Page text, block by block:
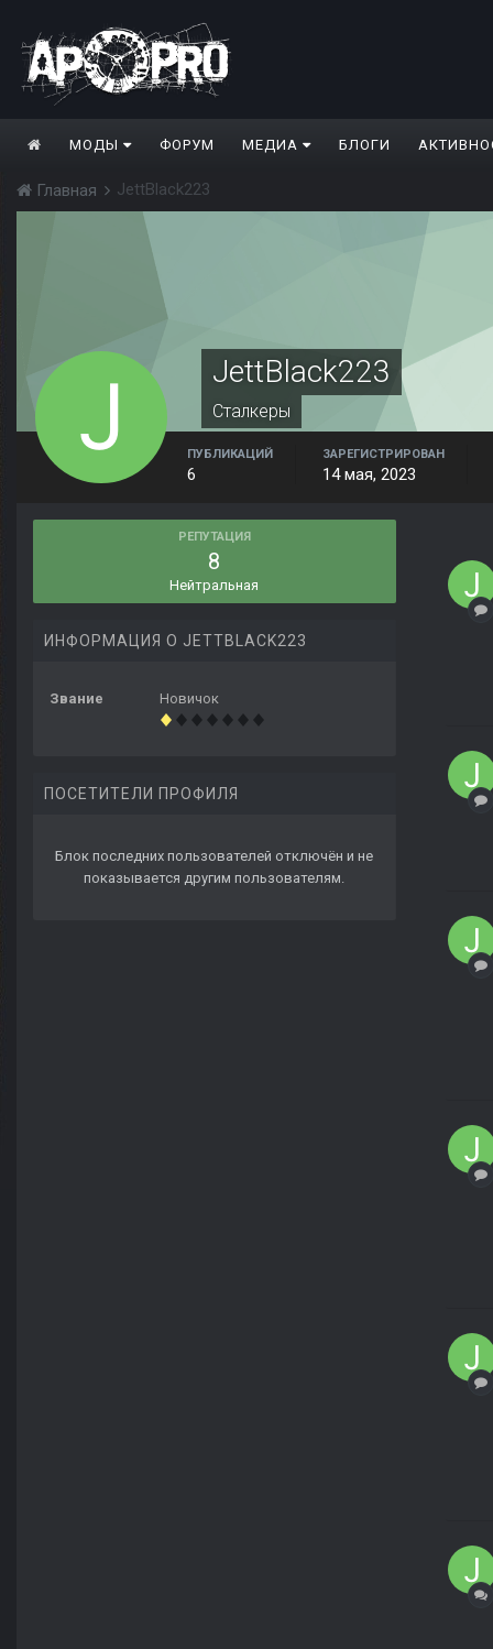
МОДЫ ФОРУМ МЕДИА БЛОГИ
Главная JettBlack223
JettBlack223
Сталкеры
ПУБЛИКАЦИЙ
6
ЗАРЕГИСТРИРОВАН
14 мая, 2023
РЕПУТАЦИЯ
8
Нейтральная
ИНФОРМАЦИЯ О JETTBLACK223
Звание Новичок
ПОСЕТИТЕЛИ ПРОФИЛЯ
Блок последних пользователей отключён и не
показывается другим пользователям.